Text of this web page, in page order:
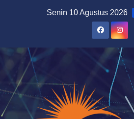
Senin 10 Agustus 2026